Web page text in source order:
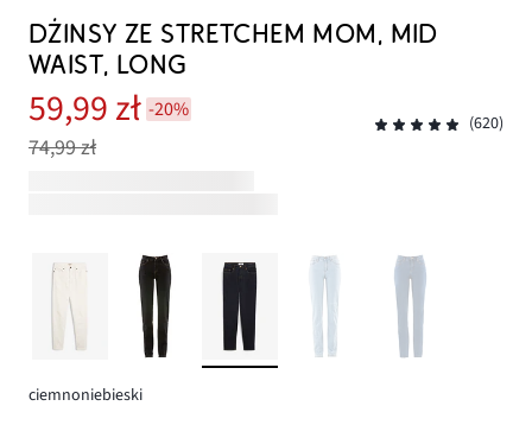
DŻINSY ZE STRETCHEM MOM, MID
WAIST, LONG
59,99 zł -20%
74,99 zł
(620)
ciemnoniebieski